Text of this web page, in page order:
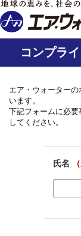
コンプラ
エア・ウォーター
います。
下記フォームに必
してください。
氏名